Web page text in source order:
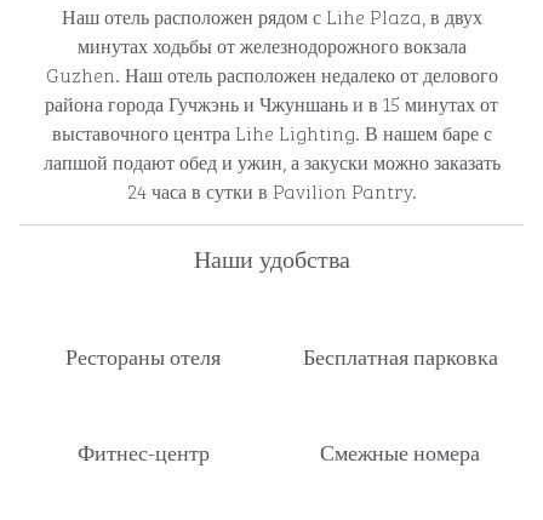
Наш отель расположен рядом с Lihe Plaza, в двух
минутах ходьбы от железнодорожного вокзала
Guzhen. Наш отель расположен недалеко от делового
района города Гучжэнь и Чжуншань и в 15 минутах от
выставочного центра Lihe Lighting. В нашем баре с
лапшой подают обед и ужин, а закуски можно заказать
24 часа в сутки в Pavilion Pantry.
Наши удобства
Рестораны отеля Бесплатная парковка
Фитнес-центр Смежные номера